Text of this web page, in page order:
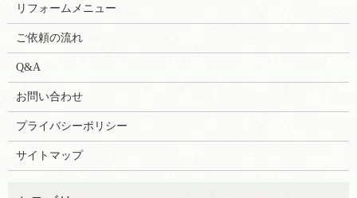
リフォームメニュー
ご依頼の流れ
Q&A
お問い合わせ
プライバシーポリシー
サイトマップ